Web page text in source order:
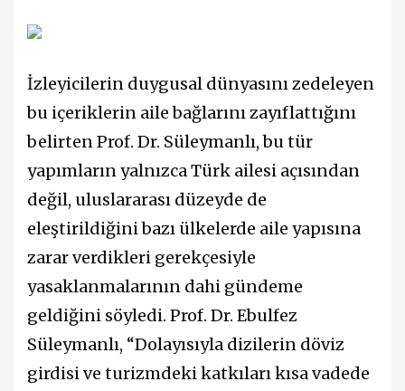
İzleyicilerin duygusal dünyasını zedeleyen
bu içeriklerin aile bağlarını zayıflattığını
belirten Prof. Dr. Süleymanlı, bu tür
yapımların yalnızca Türk ailesi açısından
değil, uluslararası düzeyde de
eleştirildiğini bazı ülkelerde aile yapısına
zarar verdikleri gerekçesiyle
yasaklanmalarının dahi gündeme
geldiğini söyledi. Prof. Dr. Ebulfez
Süleymanlı, “Dolayısıyla dizilerin döviz
girdisi ve turizmdeki katkıları kısa vadede